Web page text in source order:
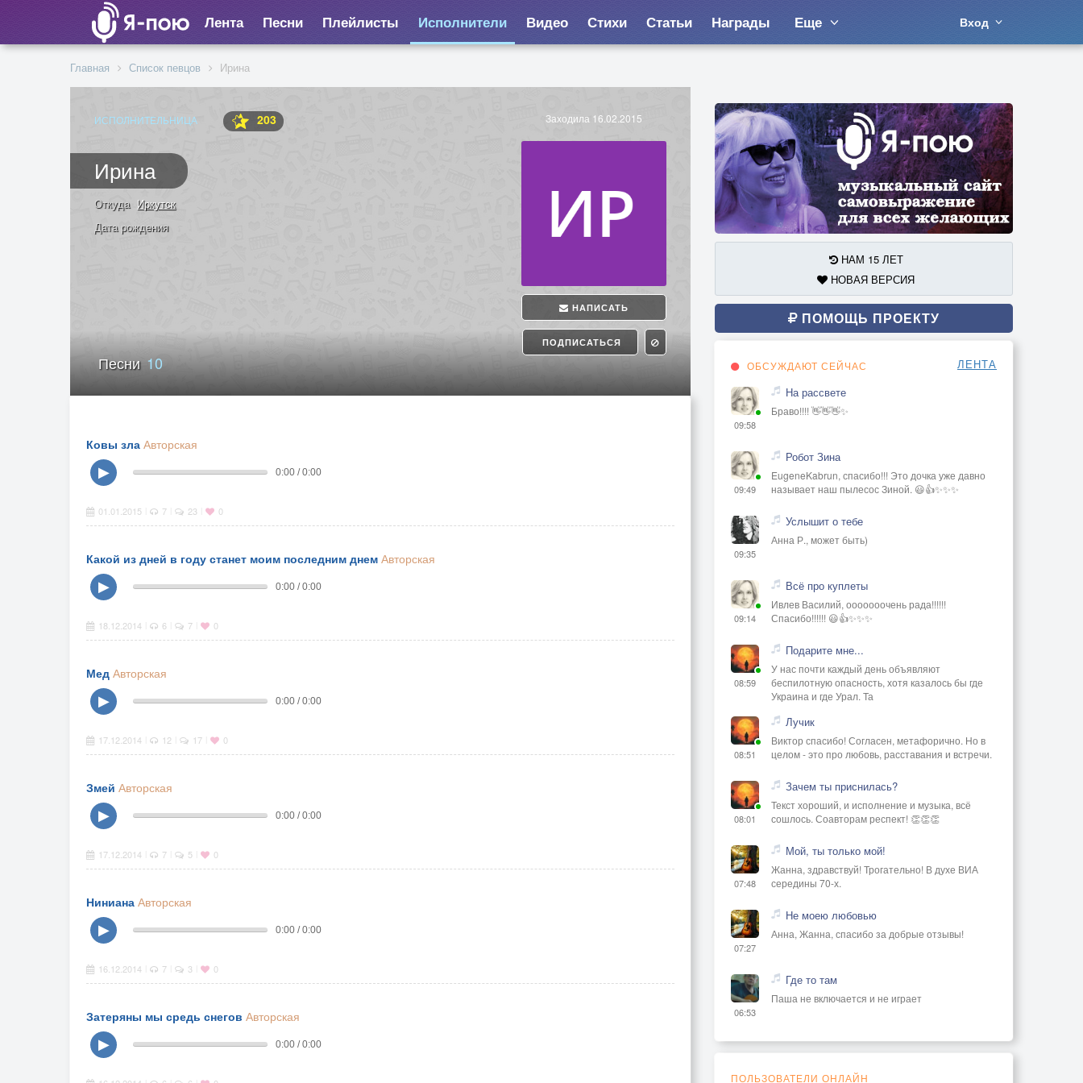
Лента Песни Плейлисты Исполнители Видео Стихи Статьи Награды Еще Вход
Главная Список певцов Ирина
ИСПОЛНИТЕЛЬНИЦА 203
Ирина
Заходила 16.02.2015
НАПИСАТЬ
ПОДПИСАТЬСЯ
Откуда Иркутск
Дата рождения
Песни10
Ковы зла Авторская
▶
0:00 / 0:00
01.01.2015 7 23 0
Какой из дней в году станет моим последним днем Авторская
▶
0:00 / 0:00
18.12.2014 6 7 0
Мед Авторская
▶
0:00 / 0:00
17.12.2014 12 17 0
Змей Авторская
▶
0:00 / 0:00
17.12.2014 7 5 0
Ниниана Авторская
▶
0:00 / 0:00
16.12.2014 7 3 0
Затеряны мы средь снегов Авторская
▶
0:00 / 0:00
НАМ 15 ЛЕТ
НОВАЯ ВЕРСИЯ
ПОМОЩЬ ПРОЕКТУ
ОБСУЖДАЮТ СЕЙЧАС ЛЕНТА
09:58
На рассвете
Браво!!!! 👋👋👋✨
09:49
Робот Зина
EugeneKabrun, спасибо!!! Это дочка уже давно
называет наш пылесос Зиной. 😃👍✨✨✨
09:35
Услышит о тебе
Анна Р., может быть)
09:14
Всё про куплеты
Ивлев Василий, ооооооочень рада!!!!!!
Спасибо!!!!!! 😃👍✨✨✨
08:59
Подарите мне...
У нас почти каждый день объявляют
беспилотную опасность, хотя казалось бы где
Украина и где Урал. Та
08:51
Лучик
Виктор спасибо! Согласен, метафорично. Но в
целом - это про любовь, расставания и встречи.
08:01
Зачем ты приснилась?
Текст хороший, и исполнение и музыка, всё
сошлось. Соавторам респект! 👏👏👏
07:48
Мой, ты только мой!
Жанна, здравствуй! Трогательно! В духе ВИА
середины 70-х.
07:27
Не моею любовью
Анна, Жанна, спасибо за добрые отзывы!
06:53
Где то там
Паша не включается и не играет
ПОЛЬЗОВАТЕЛИ ОНЛАЙН